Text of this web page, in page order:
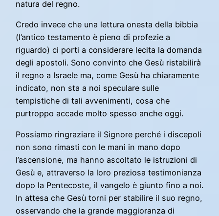
natura del regno.
Credo invece che una lettura onesta della bibbia
(l’antico testamento è pieno di profezie a
riguardo) ci porti a considerare lecita la domanda
degli apostoli. Sono convinto che Gesù ristabilirà
il regno a Israele ma, come Gesù ha chiaramente
indicato, non sta a noi speculare sulle
tempistiche di tali avvenimenti, cosa che
purtroppo accade molto spesso anche oggi.
Possiamo ringraziare il Signore perché i discepoli
non sono rimasti con le mani in mano dopo
l’ascensione, ma hanno ascoltato le istruzioni di
Gesù e, attraverso la loro preziosa testimonianza
dopo la Pentecoste, il vangelo è giunto fino a noi.
In attesa che Gesù torni per stabilire il suo regno,
osservando che la grande maggioranza di